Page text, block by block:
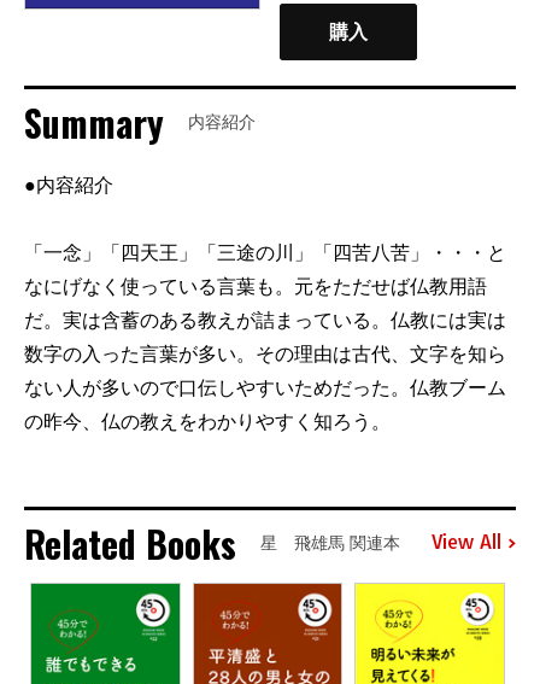
購入
Summary 内容紹介
●内容紹介
「一念」「四天王」「三途の川」「四苦八苦」・・・と
なにげなく使っている言葉も。元をただせば仏教用語
だ。実は含蓄のある教えが詰まっている。仏教には実は
数字の入った言葉が多い。その理由は古代、文字を知ら
ない人が多いので口伝しやすいためだった。仏教ブーム
の昨今、仏の教えをわかりやすく知ろう。
Related Books 星 飛雄馬 関連本 View All